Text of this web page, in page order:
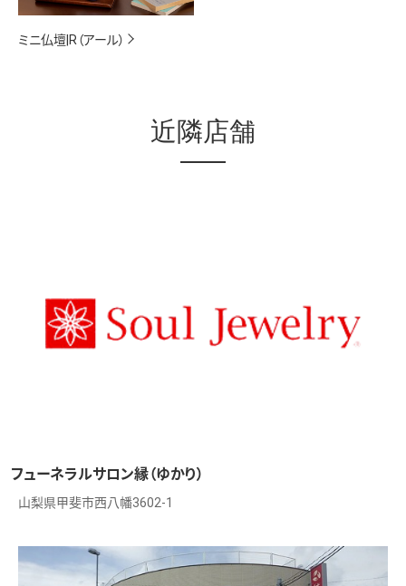
ミニ仏壇|R（アール）
近隣店舗
フューネラルサロン縁（ゆかり）
山梨県甲斐市西八幡3602-1